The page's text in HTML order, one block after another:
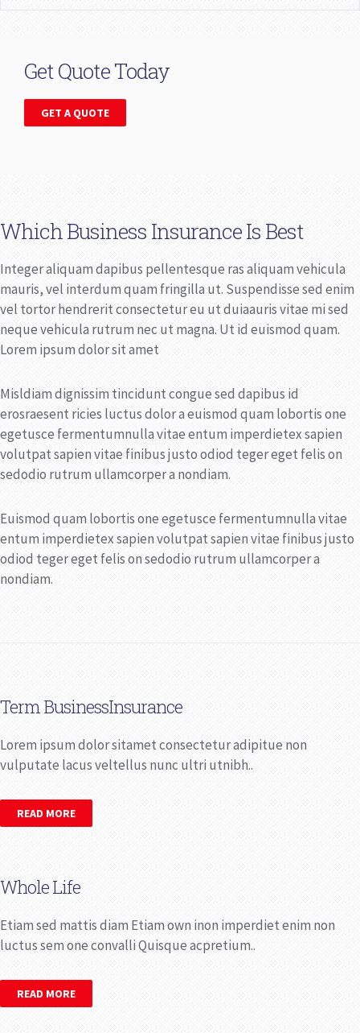
Get Quote Today
GET A QUOTE
Which Business Insurance Is Best
Integer aliquam dapibus pellentesque ras aliquam vehicula
mauris, vel interdum quam fringilla ut. Suspendisse sed enim
vel tortor hendrerit consectetur eu ut duiaauris vitae mi sed
neque vehicula rutrum nec ut magna. Ut id euismod quam.
Lorem ipsum dolor sit amet
Misldiam dignissim tincidunt congue sed dapibus id
erosraesent ricies luctus dolor a euismod quam lobortis one
egetusce fermentumnulla vitae entum imperdietex sapien
volutpat sapien vitae finibus justo odiod teger eget felis on
sedodio rutrum ullamcorper a nondiam.
Euismod quam lobortis one egetusce fermentumnulla vitae
entum imperdietex sapien volutpat sapien vitae finibus justo
odiod teger eget felis on sedodio rutrum ullamcorper a
nondiam.
Term BusinessInsurance
Lorem ipsum dolor sitamet consectetur adipitue non
vulputate lacus veltellus nunc ultri utnibh..
READ MORE
Whole Life
Etiam sed mattis diam Etiam own inon imperdiet enim non
luctus sem one convalli Quisque acpretium..
READ MORE